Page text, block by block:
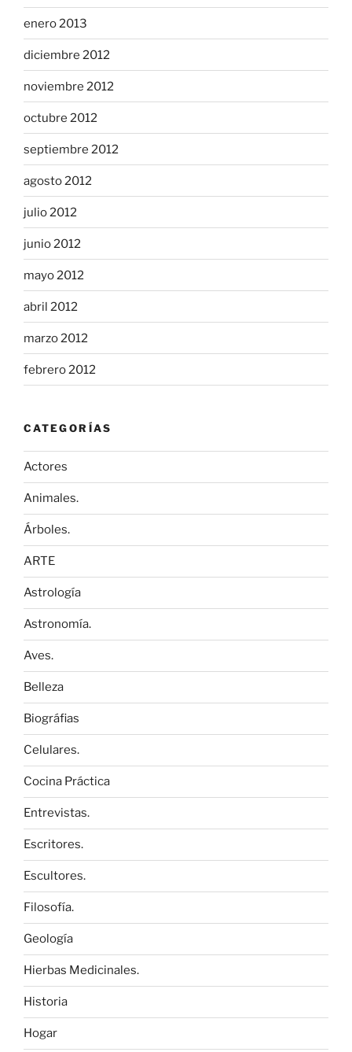
enero 2013
diciembre 2012
noviembre 2012
octubre 2012
septiembre 2012
agosto 2012
julio 2012
junio 2012
mayo 2012
abril 2012
marzo 2012
febrero 2012
CATEGORÍAS
Actores
Animales.
Árboles.
ARTE
Astrología
Astronomía.
Aves.
Belleza
Biográfias
Celulares.
Cocina Práctica
Entrevistas.
Escritores.
Escultores.
Filosofía.
Geología
Hierbas Medicinales.
Historia
Hogar